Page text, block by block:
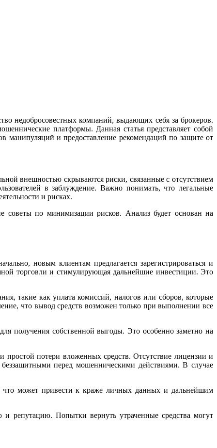
недобросовестных компаний, выдающих себя за брокеров.
платформы. Данная статья представляет собой
манипуляций и предоставление рекомендаций по защите от
внешностью скрываются риски, связанные с отсутствием
в заблуждение. Важно понимать, что легальные
и рисках.
советы по минимизации рисков. Анализ будет основан на
новым клиентам предлагается зарегистрироваться и
торговли и стимулирующая дальнейшие инвестиции. Это
такие как уплата комиссий, налогов или сборов, которые
что вывод средств возможен только при выполнении все
получения собственной выгоды. Это особенно заметно на
потери вложенных средств. Отсутствие лицензии и
беззащитными перед мошенническими действиями. В случае
может привести к краже личных данных и дальнейшим
репутацию. Попытки вернуть утраченные средства могут